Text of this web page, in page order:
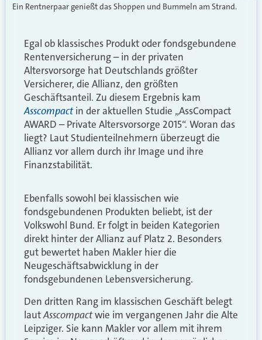
Ein Rentnerpaar genießt das Shoppen und Bummeln am Strand.
Egal ob klassisches Produkt oder fondsgebundene
Rentenversicherung – in der privaten
Altersvorsorge hat Deutschlands größter
Versicherer, die Allianz, den größten
Geschäftsanteil. Zu diesem Ergebnis kam
Asscompactin der aktuellen Studie „AssCompact
AWARD – Private Altersvorsorge 2015“. Woran das
liegt? Laut Studienteilnehmern überzeugt die
Allianz vor allem durch ihr Image und ihre
Finanzstabilität.
Ebenfalls sowohl bei klassischen wie
fondsgebundenen Produkten beliebt, ist der
Volkswohl Bund. Er folgt in beiden Kategorien
direkt hinter der Allianz auf Platz 2. Besonders
gut bewertet haben Makler hier die
Neugeschäftsabwicklung in der
fondsgebundenen Lebensversicherung.
Den dritten Rang im klassischen Geschäft belegt
lautAsscompactwie im vergangenen Jahr die Alte
Leipziger. Sie kann Makler vor allem mit ihrem